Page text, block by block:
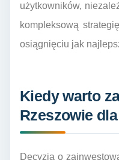
użytkowników,
kompleksową
osiągnięciu jak
Kiedy warto
Rzeszowie
Decyzja o